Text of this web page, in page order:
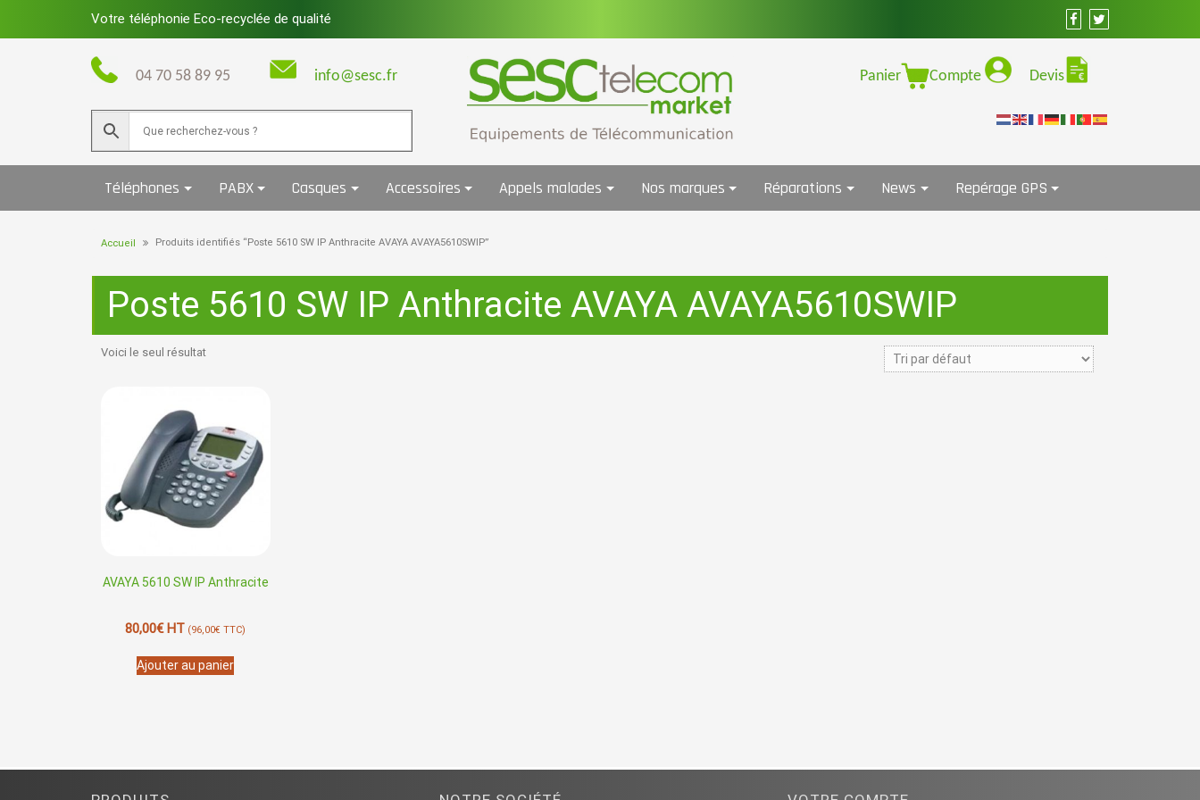
Votre téléphonie Eco-recyclée de qualité
04 70 58 89 95 info@sesc.fr Panier Compte Devis
Téléphones PABX Casques Accessoires Appels malades Nos marques Réparations News Repérage GPS
Accueil Produits identifiés “Poste 5610 SW IP Anthracite AVAYA AVAYA5610SWIP”
Poste 5610 SW IP Anthracite AVAYA AVAYA5610SWIP
Voici le seul résultat
AVAYA 5610 SW IP Anthracite
80,00€HT (96,00€ TTC)
Ajouter au panier